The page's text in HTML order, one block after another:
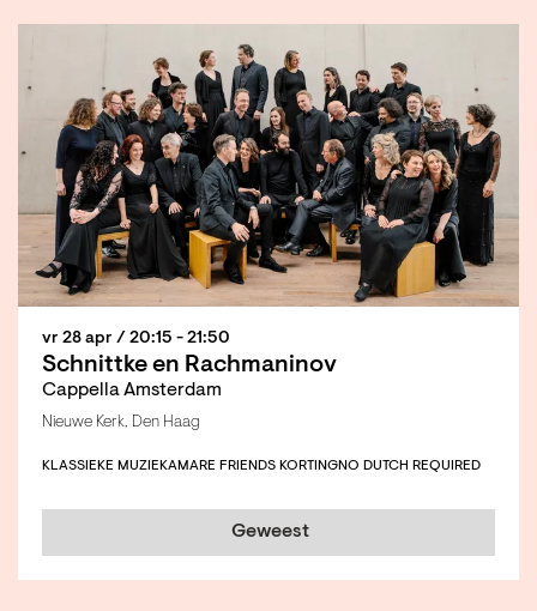
Schnittke en Rachmaninov
Cappella Amsterdam
vr 28 apr / 20:15 - 21:50
Nieuwe Kerk, Den Haag
KLASSIEKE MUZIEKAMARE FRIENDS KORTINGNO DUTCH REQUIRED
Geweest